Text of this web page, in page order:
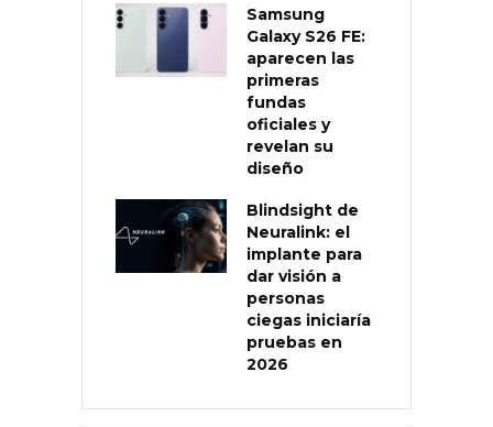
Samsung
Galaxy S26 FE:
aparecen las
primeras
fundas
oficiales y
revelan su
diseño
Blindsight de
Neuralink: el
implante para
dar visión a
personas
ciegas iniciaría
pruebas en
2026